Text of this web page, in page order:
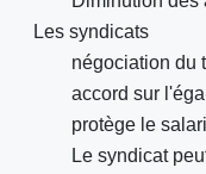
Les syndicats
négociation du
accord sur
protège le
Le syndicat